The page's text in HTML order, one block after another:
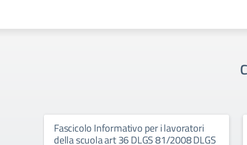
Fascicolo Informativo per i lavoratori
della scuola art 36 DLGS 81/2008 DLGS